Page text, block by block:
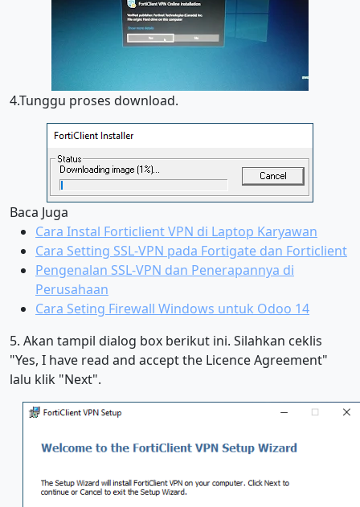
4.Tunggu proses download.
Baca Juga
Cara Instal Forticlient VPN di Laptop Karyawan
Cara Setting SSL-VPN pada Fortigate dan Forticlient
Pengenalan SSL-VPN dan Penerapannya di
Perusahaan
Cara Seting Firewall Windows untuk Odoo 14
5. Akan tampil dialog box berikut ini. Silahkan ceklis
"Yes, I have read and accept the Licence Agreement"
lalu klik "Next".